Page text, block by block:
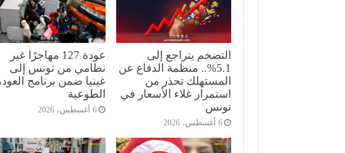
التضخم يتراجع إلى
5.1%.. منظمة الدفاع عن
المستهلك تحذر من
استمرار غلاء الأسعار في
تونس
6 أغسطس، 2026
عودة 127 مهاجرًا غير
نظامي من تونس إلى
غينيا ضمن برنامج
الطوعية
6 أغسطس، 2026